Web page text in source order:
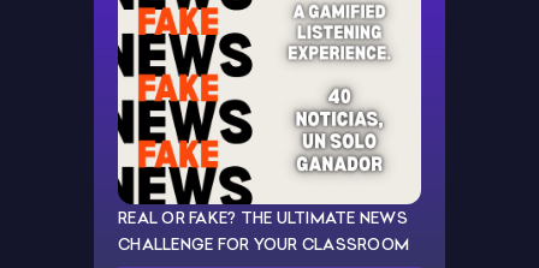
REAL OR FAKE? THE ULTIMATE NEWS
CHALLENGE FOR YOUR CLASSROOM